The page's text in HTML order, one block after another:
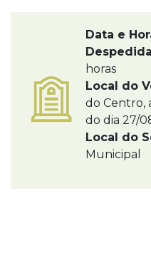
Data e
Despedida
horas
Local do
do Centro,
do dia 27/
Local do
Municipal